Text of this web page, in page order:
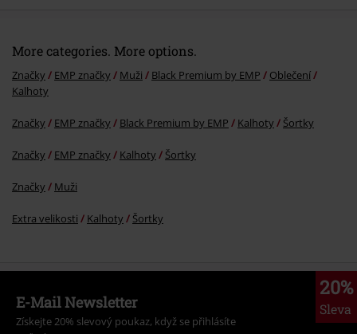
More categories. More options.
Značky EMP značky Muži Black Premium by EMP
Oblečení
Kalhoty
Značky EMP značky Black Premium by EMP Kalhoty Šortky
Značky EMP značky Kalhoty Šortky
Značky Muži
Extra velikosti Kalhoty Šortky
20%
Sleva
E-Mail Newsletter
Získejte 20% slevový poukaz, když se přihlásíte